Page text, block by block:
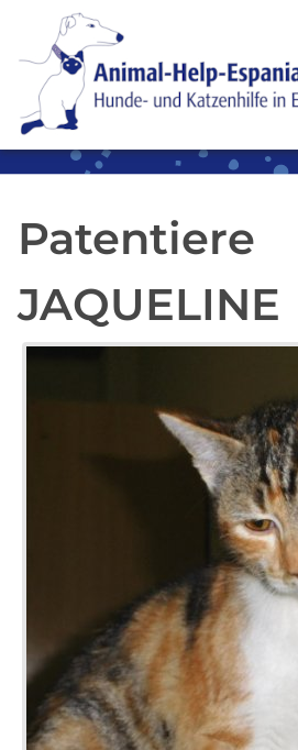
SKIP TO MAIN CONTENT
Patentiere
JAQUELINE